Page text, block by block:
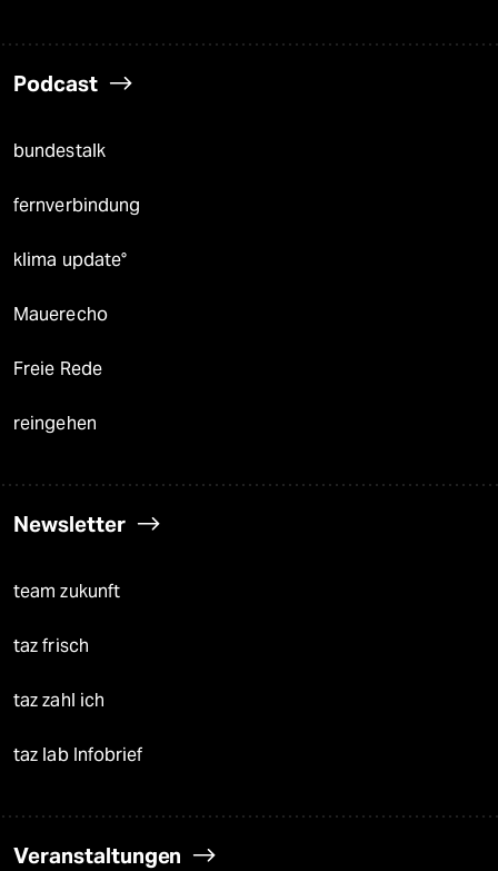
Podcast
bundestalk
fernverbindung
klima update°
Mauerecho
Freie Rede
reingehen
Newsletter
team zukunft
taz frisch
taz zahl ich
taz lab Infobrief
Veranstaltungen